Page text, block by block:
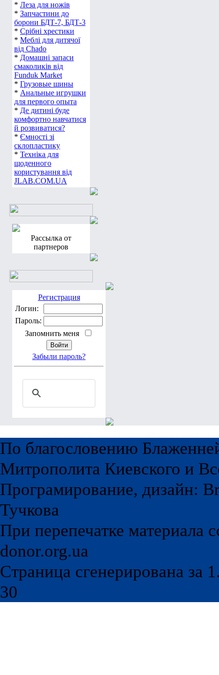
* Леза для ножів
* Запчастини до
борони БДТ-7, БДТ-3
* Срібні хрестики
* Меблі для дитячої
від Chado
* Домашні запаси
смаколиків від
Funduk Market
* Грузовые шины
* Анальные игрушки
для первого опыта
* Де дитині буде
комфортно навчатися
й розвиватися?
* Ємності зі
склопластику
* Техніка для
щоденного
користування від
JLAB.COM.UA
Рассылка от
партнеров
Регистрация
Логин:
Пароль:
Запомнить меня
Забыли пароль?
По благословению
Митрополита Киевского и
Програмирование, дизайн:
Тучкова
При перепечатке материала
donor.org.ua
Страница сгенерирована за
30